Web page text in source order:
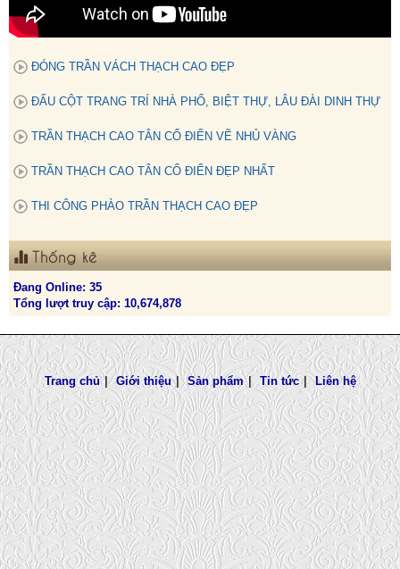
ĐÓNG TRẦN VÁCH THẠCH CAO ĐẸP
ĐẤU CỘT TRANG TRÍ NHÀ PHỐ, BIỆT THỰ, LÂU ĐÀI DINH THỰ
TRẦN THẠCH CAO TÂN CỔ ĐIỂN VẼ NHỦ VÀNG
TRẦN THẠCH CAO TÂN CỔ ĐIỂN ĐẸP NHẤT
THI CÔNG PHÀO TRẦN THẠCH CAO ĐẸP
Thống kê
Đang Online: 35
Tổng lượt truy cập: 10,674,878
Trang chủ | Giới thiệu | Sản phẩm | Tin tức | Liên hệ